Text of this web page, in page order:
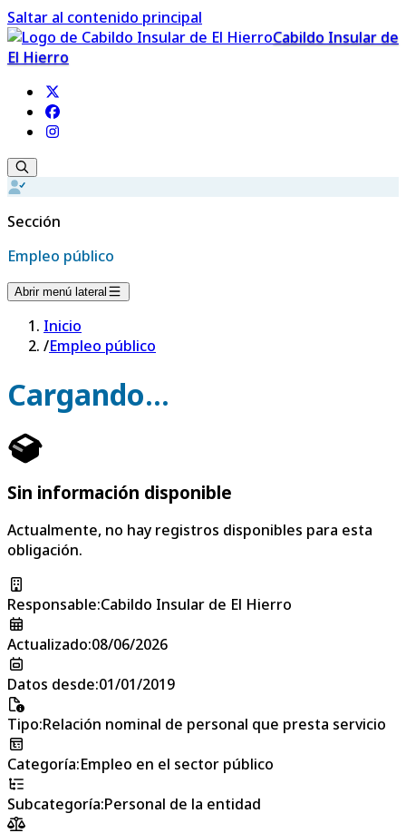
Saltar al contenido principal
Cabildo Insular de
El Hierro
Sección
Empleo público
Abrir menú lateral
Inicio
/Empleo público
Cargando...
Sin información disponible
Actualmente, no hay registros disponibles para esta
obligación.
Responsable:Cabildo Insular de El Hierro
Actualizado:08/06/2026
Datos desde:01/01/2019
Tipo:Relación nominal de personal que presta servicio
Categoría:Empleo en el sector público
Subcategoría:Personal de la entidad